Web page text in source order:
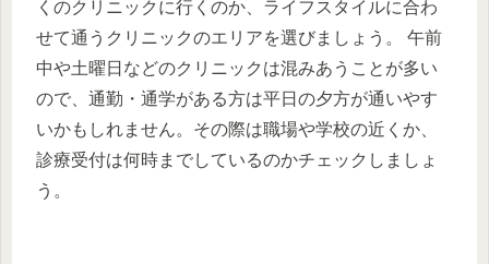
くのクリニックに行くのか、ライフスタイルに合わ
せて通うクリニックのエリアを選びましょう。 午前
中や土曜日などのクリニックは混みあうことが多い
ので、通勤・通学がある方は平日の夕方が通いやす
いかもしれません。その際は職場や学校の近くか、
診療受付は何時までしているのかチェックしましょ
う。